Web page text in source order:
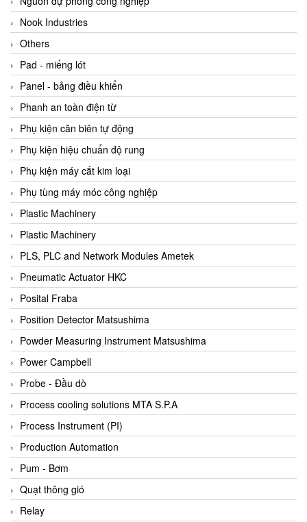
Beijer
Beinlich-pumps
Beka
BEKO
Belimo
Benetech Vietnam
Bently Nevada
Bentone Vietnam
Bernstein Vietnam
Berthold
Bestech
Bestech
BETA
Bifold
Bihl+wiedemann
Bihl+wiedemann
Bilz
Binder Connector
Biotech
BirdX Vietnam
BK Vibro
Black Box
BlackBox Vietnam
BLAGDON PUMP
Nook Industries
Others
Pad - miếng lót
Panel - bảng điều khiển
Phanh an toàn điện từ
Phụ kiện căn biên tự động
Phụ kiện hiệu chuẩn độ rung
Phụ kiện máy cắt kim loại
Phụ tùng máy móc công nghiệp
Plastic Machinery
Plastic Machinery
PLS, PLC and Network Modules Ametek
Pneumatic Actuator HKC
Posital Fraba
Position Detector Matsushima
Powder Measuring Instrument Matsushima
Power Campbell
Probe - Đầu dò
Process cooling solutions MTA S.P.A
Process Instrument (PI)
Production Automation
Pum - Bơm
Quạt thông gió
Relay